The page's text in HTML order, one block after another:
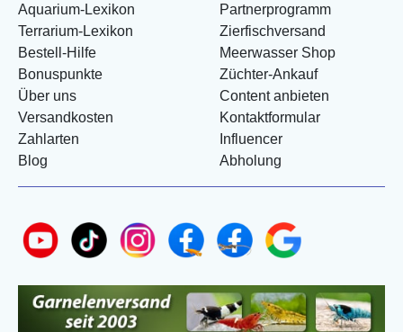
Aquarium-Lexikon
Terrarium-Lexikon
Bestell-Hilfe
Bonuspunkte
Über uns
Versandkosten
Zahlarten
Blog
Partnerprogramm
Zierfischversand
Meerwasser Shop
Züchter-Ankauf
Content anbieten
Kontaktformular
Influencer
Abholung